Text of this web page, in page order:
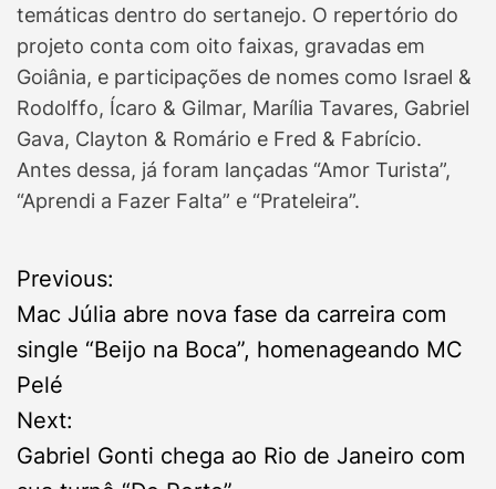
temáticas dentro do sertanejo. O repertório do
projeto conta com oito faixas, gravadas em
Goiânia, e participações de nomes como Israel &
Rodolffo, Ícaro & Gilmar, Marília Tavares, Gabriel
Gava, Clayton & Romário e Fred & Fabrício.
Antes dessa, já foram lançadas “Amor Turista”,
“Aprendi a Fazer Falta” e “Prateleira”.
P
o
s
t
Previous:
Mac Júlia abre nova fase da carreira com
single “Beijo na Boca”, homenageando MC
Pelé
Next:
Gabriel Gonti chega ao Rio de Janeiro com